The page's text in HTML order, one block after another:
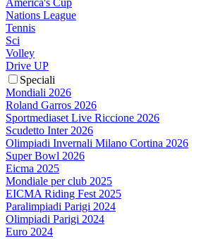
America's Cup
Nations League
Tennis
Sci
Volley
Drive UP
Speciali
Mondiali 2026
Roland Garros 2026
Sportmediaset Live Riccione 2026
Scudetto Inter 2026
Olimpiadi Invernali Milano Cortina 2026
Super Bowl 2026
Eicma 2025
Mondiale per club 2025
EICMA Riding Fest 2025
Paralimpiadi Parigi 2024
Olimpiadi Parigi 2024
Euro 2024